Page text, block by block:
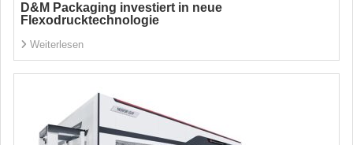
D&M Packaging investiert in neue
Flexodrucktechnologie
Weiterlesen